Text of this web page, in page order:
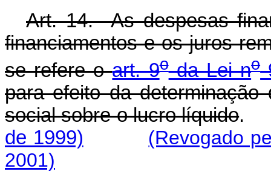
Art. 14. As despesas
financiamentos e os juros
se refere oart. 9oda Lei no
para efeito da
social sobre o lucro líquido.
de 1999)
(Revogado
2001)